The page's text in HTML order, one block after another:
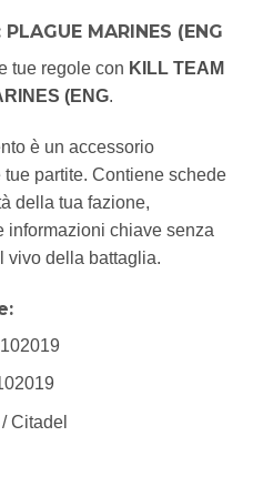
MARINES (ENG
tue regole con KILL TEAM
(ENG.
è un accessorio
partite. Contiene schede
della tua fazione,
informazioni chiave senza
vivo della battaglia.
Citadel